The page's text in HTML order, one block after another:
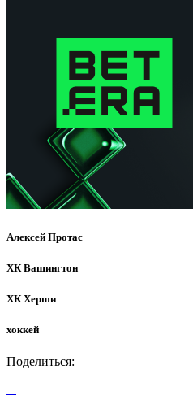
Алексей Протас
ХК Вашингтон
ХК Херши
хоккей
Поделиться: